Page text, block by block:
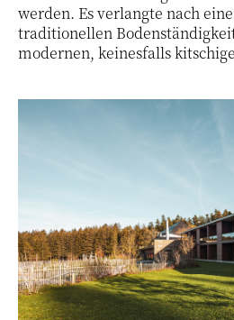
werden. Es verlangte nach
traditionellen
modernen, keinesfalls